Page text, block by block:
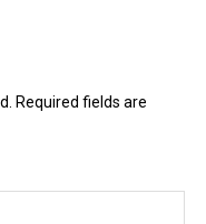
Required fields are